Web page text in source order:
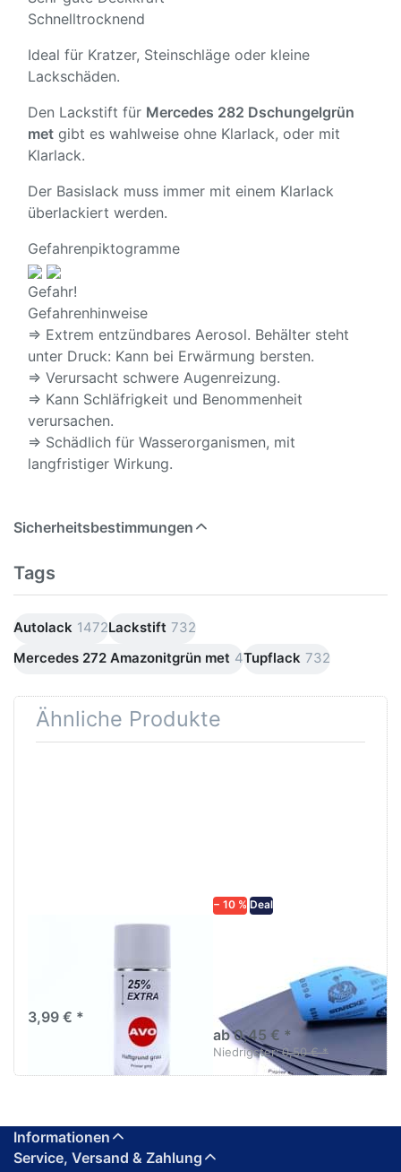
Schnelltrocknend
Ideal für Kratzer, Steinschläge oder kleine
Lackschäden.
Den Lackstift für Mercedes 282 Dschungelgrün
met gibt es wahlweise ohne Klarlack, oder mit
Klarlack.
Der Basislack muss immer mit einem Klarlack
überlackiert werden.
Gefahrenpiktogramme
Gefahr!
Gefahrenhinweise
⇒ Extrem entzündbares Aerosol. Behälter steht
unter Druck: Kann bei Erwärmung bersten.
⇒ Verursacht schwere Augenreizung.
⇒ Kann Schläfrigkeit und Benommenheit
verursachen.
⇒ Schädlich für Wasserorganismen, mit
langfristiger Wirkung.
Sicherheitsbestimmungen
Tags
Autolack 1472Lackstift 732
Mercedes 272 Amazonitgrün met 4Tupflack 732
Ähnliche Produkte
3,99 € *
− 10 % Deal
diversen Körnungen
Nass-Schleifpapier zur nass
und trocken anwendung
ab 0,45 € *
Niedrigster:0,50 € *
Informationen
Service, Versand & Zahlung